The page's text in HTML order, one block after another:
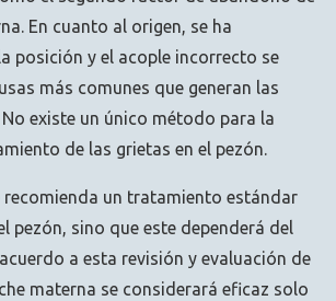
En cuanto al origen, se ha
posición y el acople incorrecto se
más comunes que generan las
existe un único método para la
de las grietas en el pezón.
un tratamiento estándar
pezón, sino que este dependerá del
a esta revisión y evaluación de
materna se considerará eficaz solo